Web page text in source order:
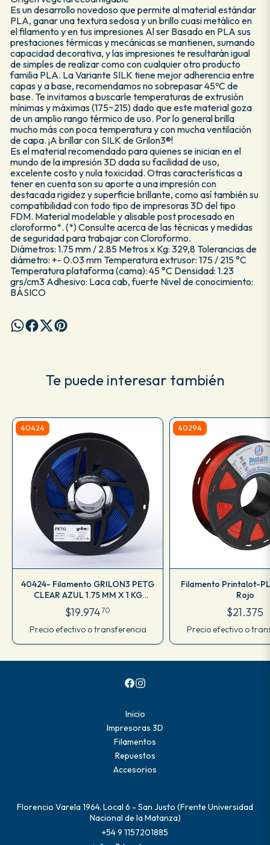
Es un desarrollo novedoso que permite al material estándar
PLA, ganar una textura sedosa y un brillo cuasi metálico en
el filamento y en tus impresiones Al ser Basado en PLA sus
prestaciones térmicas y mecánicas se mantienen, sumando
capacidad decorativa, y las impresiones te resultarán igual
de simples de realizar como con cualquier otro producto
familia PLA. La Variante SILK tiene mejor adherencia entre
capas y a base, recomendamos no sobrepasar 45ºC de
base. Te invitamos a buscarle temperaturas de extrusión
mínimas y máximas (175~215) dado que este material goza
de un amplio rango térmico de uso. Por lo general brilla
mucho más con poca temperatura y con mucha ventilación
de capa. ¡A brillar con SILK de Grilon3®!
Es el material recomendado para quienes se inician en el
mundo de la impresión 3D dada su facilidad de uso,
excelente costo y nula toxicidad. Otras características a
tener en cuenta son su aporte a una impresión con
destacada rigidez y superficie brillante, como así también su
compatibilidad con todo tipo de impresoras 3D del tipo
FDM. Material modelable y alisable post procesado en
cloroformo*. (*) Consulte acerca de las técnicas y medidas
de seguridad para trabajar con Cloroformo.
Diámetros: 1.75 mm / 2.85 Metros x Kg: 329,8 Tolerancias de
diámetro: +- 0.03 mm Temperatura extrusor: 175 / 215 °C
Temperatura plataforma (cama): 45 °C Densidad: 1.23
grs/cm3 Adhesivo: Laca cab, fuerte Nivel de conocimiento:
BÁSICO
Te puede interesar también
40424
40424- Filamento GRILON3 PETG
CLEAR AZUL 1.75 MM X 1 KG
M77IAZ175CJ
$19.97470
Precio efectivo o transferencia
40294
Filamento Printalot-
Rojo
$21.375
Precio efectivo o
Inicio
Impresoras 3D
Filamentos
Repuestos
Accesorios
Florencio Varela 1964. Local 6 - San Justo (Frente Universidad
Nacional de la Matanza)
+54 9 1157201885